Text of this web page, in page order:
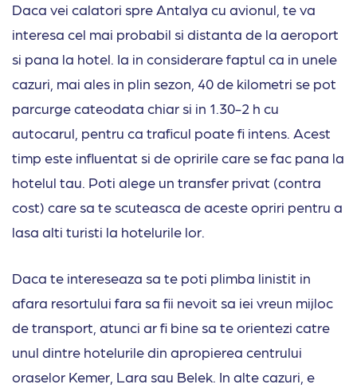
Daca vei calatori spre Antalya cu avionul, te va
interesa cel mai probabil si distanta de la aeroport
si pana la hotel. Ia in considerare faptul ca in unele
cazuri, mai ales in plin sezon, 40 de kilometri se pot
parcurge cateodata chiar si in 1.30-2 h cu
autocarul, pentru ca traficul poate fi intens. Acest
timp este influentat si de opririle care se fac pana la
hotelul tau. Poti alege un transfer privat (contra
cost) care sa te scuteasca de aceste opriri pentru a
lasa alti turisti la hotelurile lor.
Daca te intereseaza sa te poti plimba linistit in
afara resortului fara sa fii nevoit sa iei vreun mijloc
de transport, atunci ar fi bine sa te orientezi catre
unul dintre hotelurile din apropierea centrului
oraselor Kemer, Lara sau Belek. In alte cazuri, e